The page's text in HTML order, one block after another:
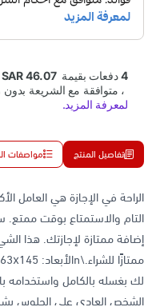
تفاصيل المنتج مواصفات
الراحة في الإجازة هي العامل
التام والاستمتاع بوقت ممتع.
إضافة ممتازة لإجازتك. هذا
لك بغسله بالكامل واستخدامه
الشخص العادي على الجلوس